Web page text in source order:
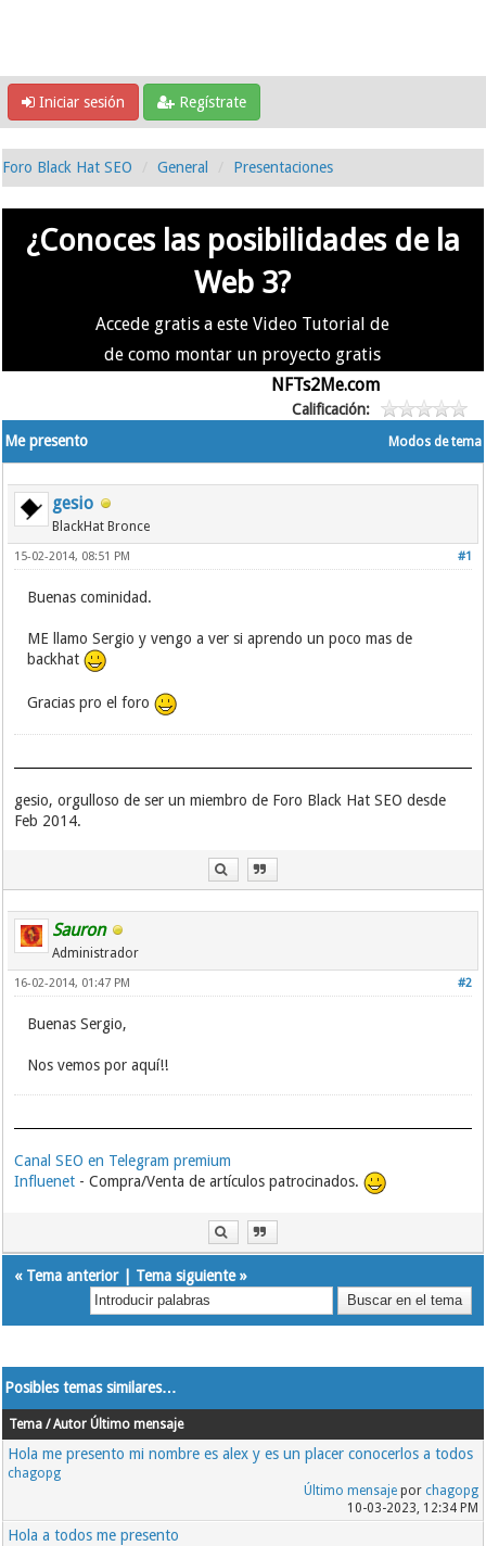
Iniciar sesión Regístrate
Foro Black Hat SEO General Presentaciones
¿Conoces las posibilidades de la
Web 3?
Accede gratis a este Video Tutorial de
de como montar un proyecto gratis
NFTs2Me.com
Calificación:
Modos de tema
Me presento
gesio
BlackHat Bronce
#1
15-02-2014, 08:51 PM
Buenas cominidad.
ME llamo Sergio y vengo a ver si aprendo un poco mas de
backhat
Gracias pro el foro
gesio, orgulloso de ser un miembro de Foro Black Hat SEO desde
Feb 2014.
Sauron
Administrador
#2
16-02-2014, 01:47 PM
Buenas Sergio,
Nos vemos por aquí!!
Canal SEO en Telegram premium
Influenet - Compra/Venta de artículos patrocinados.
« Tema anterior| Tema siguiente»
Posibles temas similares…
Tema / Autor Último mensaje
Hola me presento mi nombre es alex y es un placer conocerlos a todos
chagopg
Último mensajepor chagopg
10-03-2023, 12:34 PM
Hola a todos me presento